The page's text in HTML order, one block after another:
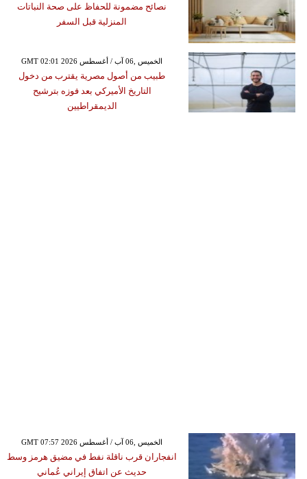
نصائح مضمونة للحفاظ على صحة النباتات
المنزلية قبل السفر
GMT 02:01 2026 الخميس ,06 آب / أغسطس
طبيب من أصول مصرية يقترب من دخول
التاريخ الأميركي بعد فوزه بترشيح
الديمقراطيين
GMT 07:57 2026 الخميس ,06 آب / أغسطس
انفجاران قرب ناقلة نفط في مضيق هرمز وسط
حديث عن اتفاق إيراني عُماني